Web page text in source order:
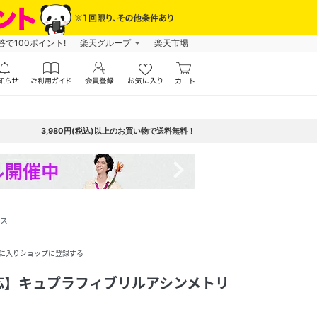
で100ポイント! 楽天グループ 楽天市場
3,980円(税込)以上のお買い物で送料無料！
入りショップに登録する
】キュプラフィブリルアシンメトリ